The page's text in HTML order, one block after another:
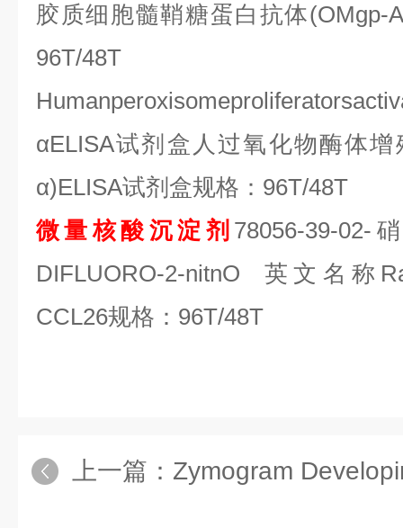
胶质细胞髓鞘糖蛋白抗体(OMgp-
96T/48T
αELISA试剂盒人过氧化物酶体
α)ELISA试剂盒规格： 96T/48T
微量核酸沉淀剂 78056-39-02-
DIFLUORO-2-nitnO 英文名称
CCL26规格： 96T/48T
上一篇： Zymogram